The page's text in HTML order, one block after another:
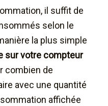
il suffit de
selon le
la plus simple
sur votre compteur
combien de
avec une quantité
affichée